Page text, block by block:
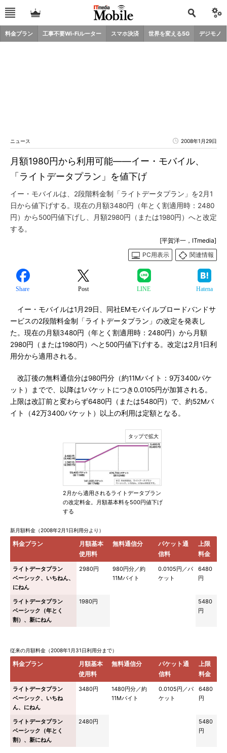
料金プラン 工事不要Wi-Fiルーター スマホ決済 世界を変える5G デジモノ
ニュース 2008年1月29日
月額1980円から利用可能――イー・モバイル、
「ライトデータプラン」を値下げ
イー・モバイルは、2段階料金制「ライトデータプラン」を2月1
日から値下げする。現在の月額3480円（年とく割適用時：2480
円）から500円値下げし、月額2980円（または1980円）へと改定
する。
[平賀洋一，ITmedia]
PC用表示
関連情報
Share Post LINE Hatena
イー・モバイルは1月29日、同社EMモバイルブロードバンドサ
ービスの2段階料金制「ライトデータプラン」の改定を発表し
た。現在の月額3480円（年とく割適用時：2480円）から月額
2980円（または1980円）へと500円値下げする。改定は2月1日利
用分から適用される。
改訂後の無料通信分は980円分（約11Mバイト：9万3400パケ
ット）までで、以降は1パケットにつき0.0105円が加算される。
上限は改訂前と変わらず6480円（または5480円）で、約52Mバ
イト（42万3400パケット）以上の利用は定額となる。
2月から適用されるライトデータプラン
の改定料金。月額基本料を500円値下げ
する
新月額料金（2008年2月1日利用分より）
料金プラン
月額基本
使用料
無料通信分
パケット通
信料
上限
料金
ライトデータプラン
ベーシック、いちねん、
にねん
2980円
980円分／約
11Mバイト
0.0105円／パ
ケット
6480
円
ライトデータプラン
ベーシック（年とく
割）、新にねん
1980円
5480
円
従来の月額料金（2008年1月31日利用分まで）
料金プラン
月額基本
使用料
無料通信分
パケット通
信料
上限
料金
ライトデータプラン
ベーシック、いちね
ん、にねん
3480円
1480円分／約
11Mバイト
0.0105円／パ
ケット
6480
円
ライトデータプラン
ベーシック（年とく
割）、新にねん
2480円
5480
円